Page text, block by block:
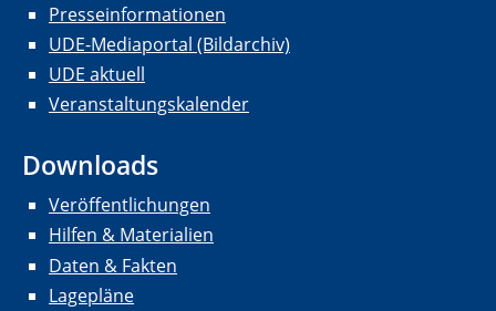
Presseinformationen
UDE-Mediaportal (Bildarchiv)
UDE aktuell
Veranstaltungskalender
Downloads
Veröffentlichungen
Hilfen & Materialien
Daten & Fakten
Lagepläne